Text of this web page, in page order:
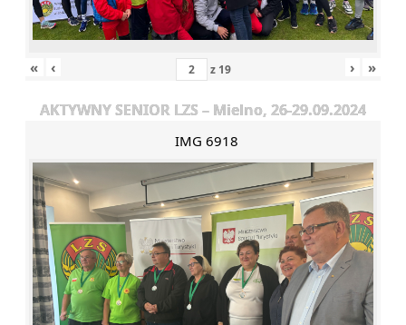
« ‹ z 19 › »
AKTYWNY SENIOR LZS – Mielno, 26-29.09.2024
IMG 6918